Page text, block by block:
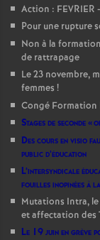
Action : FEVRIER
Pour une rupture
Non à la
de rattrapage
Le 23 novembre,
femmes !
Congé Formation
Stages de seconde «
Des cours en visio
public d’éducation
L’intersyndicale
fouilles inopinées à
Mutations Intra, le
et affectation des
Le 19 juin en grève